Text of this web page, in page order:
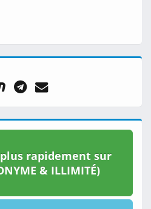
rapidement sur
& ILLIMITÉ)